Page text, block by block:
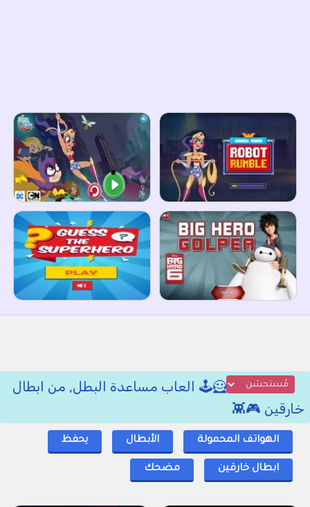
🦸🕹️ العاب مساعدة البطل, من ابطال
خارقين 🎮👾
الهواتف المحمولة الأبطال يحفظ
ابطال خارقين مضحك